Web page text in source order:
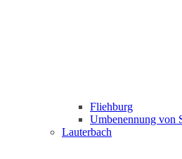
Fliehburg
Umbenennung von
Lauterbach